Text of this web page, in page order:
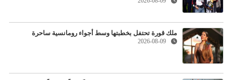
ملك قورة تحتفل بخطبتها وسط أجواء رومانسية ساحرة
2026-08-09